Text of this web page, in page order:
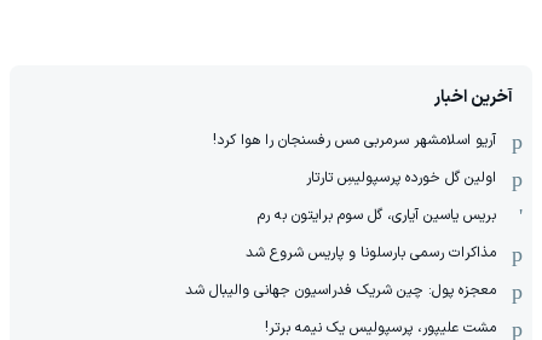
آخرین اخبار
آریو اسلامشهر سرمربی مس رفسنجان را هوا کرد!
اولین گل خورده پرسپولیسِ تارتار
بریس یاسین آیاری، گل سوم برایتون به رم
مذاکرات رسمی بارسلونا و پاریس شروع شد
معجزه پول: چین شریک فدراسیون جهانی والیبال شد
مشت علیپور، پرسپولیس یک نیمه برتر!